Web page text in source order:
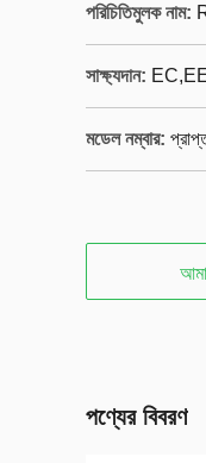
পরিচিতিমুলক নাম:
সাক্ষ্যদান:
মডেল নম্বার:
পণ্যের বিবরণ